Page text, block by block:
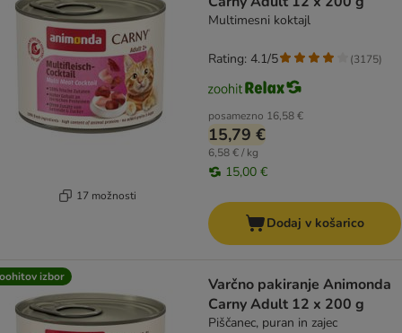
17 možnosti
Multimesni koktajl
posamezno 16,58 €
15,79 €
6,58 € / kg
15,00 €
Rating: 4.1/5 (3175)
Dodaj v košarico
izbor
Varčno pakiranje Animonda
Carny Adult 12 x 200 g
Piščanec, puran in zajec